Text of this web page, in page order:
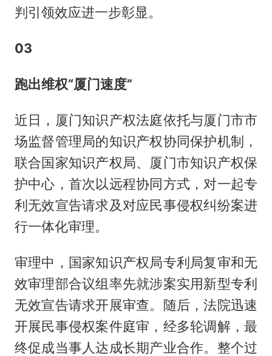
判引领效应进一步彰显。
03
跑出维权“厦门速度”
近日，厦门知识产权法庭依托与厦门市市
场监督管理局的知识产权协同保护机制，
联合国家知识产权局、厦门市知识产权保
护中心，首次以远程协同方式，对一起专
利无效宣告请求及对应民事侵权纠纷案进
行一体化审理。
审理中，国家知识产权局专利局复审和无
效审理部合议组率先就涉案实用新型专利
无效宣告请求开展审查。随后，法院迅速
开展民事侵权案件庭审，经多轮调解，最
终促成当事人达成长期产业合作。整个过